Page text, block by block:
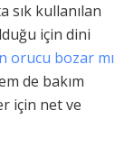
kullanılan
için dini
orucu bozar mı
de bakım
için net ve